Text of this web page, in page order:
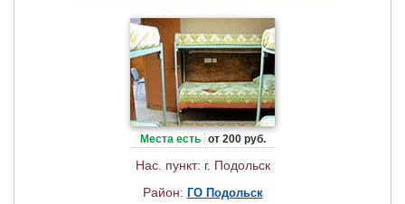
Места есть от 200 руб.
Нас. пункт: г. Подольск
Район: ГО Подольск